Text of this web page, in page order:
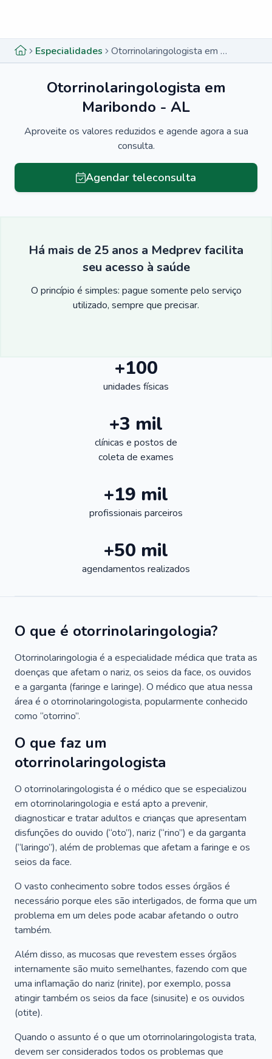
Especialidades Otorrinolaringologista em Maribondo - AL
Otorrinolaringologista em
Maribondo - AL
Aproveite os valores reduzidos e agende agora a sua
consulta.
Agendar teleconsulta
Há mais de 25 anos a Medprev facilita
seu acesso à saúde
O princípio é simples: pague somente pelo serviço
utilizado, sempre que precisar.
+100
unidades físicas
+3 mil
clínicas e postos de
coleta de exames
+19 mil
profissionais parceiros
+50 mil
agendamentos realizados
O que é otorrinolaringologia?
Otorrinolaringologia é a especialidade médica que trata as
doenças que afetam o nariz, os seios da face, os ouvidos
e a garganta (faringe e laringe). O médico que atua nessa
área é o otorrinolaringologista, popularmente conhecido
como “otorrino”.
O que faz um
otorrinolaringologista
O otorrinolaringologista é o médico que se especializou
em otorrinolaringologia e está apto a prevenir,
diagnosticar e tratar adultos e crianças que apresentam
disfunções do ouvido (“oto”), nariz (“rino”) e da garganta
(“laringo”), além de problemas que afetam a faringe e os
seios da face.
O vasto conhecimento sobre todos esses órgãos é
necessário porque eles são interligados, de forma que um
problema em um deles pode acabar afetando o outro
também.
Além disso, as mucosas que revestem esses órgãos
internamente são muito semelhantes, fazendo com que
uma inflamação do nariz (rinite), por exemplo, possa
atingir também os seios da face (sinusite) e os ouvidos
(otite).
Quando o assunto é o que um otorrinolaringologista trata,
devem ser considerados todos os problemas que